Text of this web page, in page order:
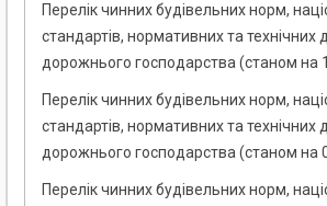
Перелік чинних будівельних норм,
стандартів, нормативних та технічних
дорожнього господарства (станом на
Перелік чинних будівельних норм,
стандартів, нормативних та технічних
дорожнього господарства (станом на
Перелік чинних будівельних норм,